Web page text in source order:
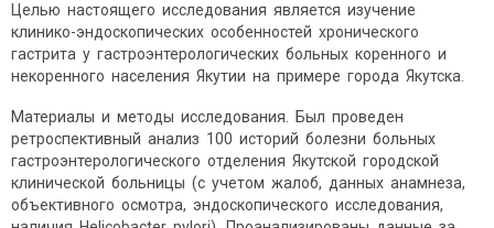
Целью настоящего исследования является изучение
клинико-эндоскопических особенностей хронического
гастрита у гастроэнтерологических больных коренного и
некоренного населения Якутии на примере города Якутска.
Материалы и методы исследования. Был проведен
ретроспективный анализ 100 историй болезни больных
гастроэнтерологического отделения Якутской городской
клинической больницы (с учетом жалоб, данных анамнеза,
объективного осмотра, эндоскопического исследования,